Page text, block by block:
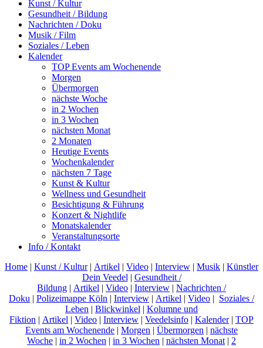
Kunst / Kultur
Gesundheit / Bildung
Nachrichten / Doku
Musik / Film
Soziales / Leben
Kalender
TOP Events am Wochenende
Morgen
Übermorgen
nächste Woche
in 2 Wochen
in 3 Wochen
nächsten Monat
2 Monaten
Heutige Events
Wochenkalender
nächsten 7 Tage
Kunst & Kultur
Wellness und Gesundheit
Besichtigung & Führung
Konzert & Nightlife
Monatskalender
Veranstaltungsorte
Info / Kontakt
Home | Kunst / Kultur| Artikel | Video | Interview | Musik | Künstler
Dein Veedel | Gesundheit /
Bildung | Artikel | Video | Interview | Nachrichten /
Doku | Polizeimappe Köln | Interview | Artikel | Video | Soziales /
Leben | Blickwinkel | Kolumne und
Fiktion | Artikel | Video | Interview | Veedelsinfo | Kalender| TOP
Events am Wochenende | Morgen | Übermorgen | nächste
Woche | in 2 Wochen | in 3 Wochen | nächsten Monat | 2